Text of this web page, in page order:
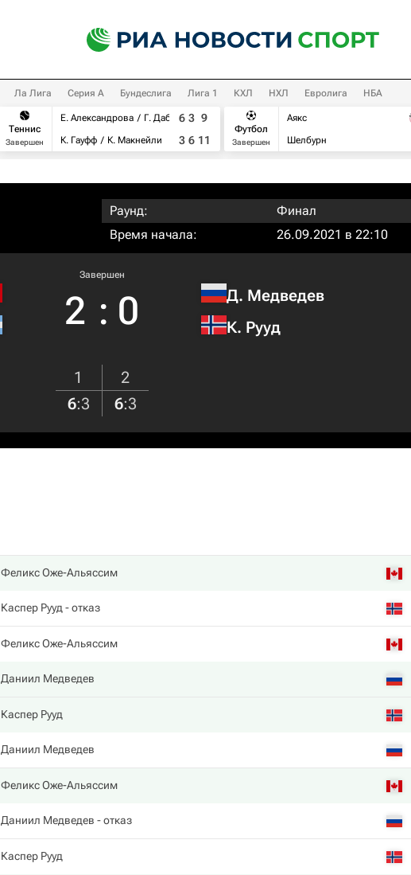
Ла Лига Серия А Бундеслига Лига 1 КХЛ НХЛ Евролига НБА
Теннис
Завершен
Е. Александрова
Г. Дабровски
К. Гауфф
К. Макнейли
6 3 9
3 6 11
Футбол
Завершен
Аякс
Шелбурн
Раунд:
Финал
Время начала:
26.09.2021 в 22:10
Завершен
2 : 0
Д. Медведев
К. Рууд
1
2
6:3 6:3
Феликс Оже-Альяссим
Каспер Рууд - отказ
Феликс Оже-Альяссим
Даниил Медведев
Каспер Рууд
Даниил Медведев
Феликс Оже-Альяссим
Даниил Медведев - отказ
Каспер Рууд